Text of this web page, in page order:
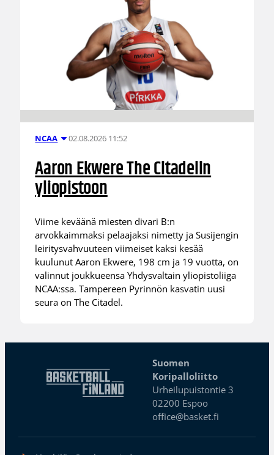
NCAA 02.08.2026 11:52
Aaron Ekwere The Citadelin
yliopistoon
Viime keväänä miesten divari B:n
arvokkaimmaksi pelaajaksi nimetty ja Susijengin
leiritysvahvuuteen viimeiset kaksi kesää
kuulunut Aaron Ekwere, 198 cm ja 19 vuotta, on
valinnut joukkueensa Yhdysvaltain yliopistoliiga
NCAA:ssa. Tampereen Pyrinnön kasvatin uusi
seura on The Citadel.
Suomen
Koripalloliitto
Urheilupuistontie 3
02200 Espoo
office@basket.fi